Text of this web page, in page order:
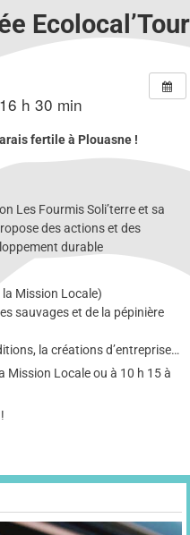
Ecolocal’Tour
h 30 min
fertile à Plouasne !
Les Fourmis Soli’terre et sa
des actions et des
durable
Mission Locale)
sauvages et de la pépinière
la créations d’entreprise…
Mission Locale ou à 10 h 15 à